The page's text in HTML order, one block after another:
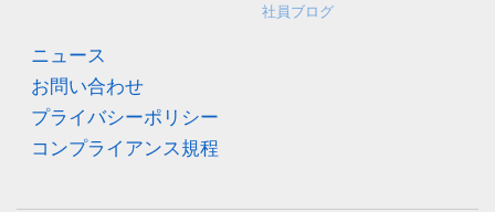
社員ブログ
ニュース
お問い合わせ
プライバシーポリシー
コンプライアンス規程